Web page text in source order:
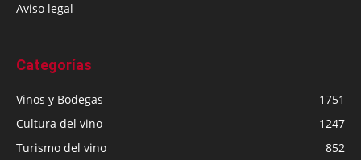
Aviso legal
Categorías
Vinos y Bodegas
1751
Cultura del vino
1247
Turismo del vino
852